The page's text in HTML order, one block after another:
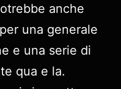
anche
una generale
e una serie di
qua e la.